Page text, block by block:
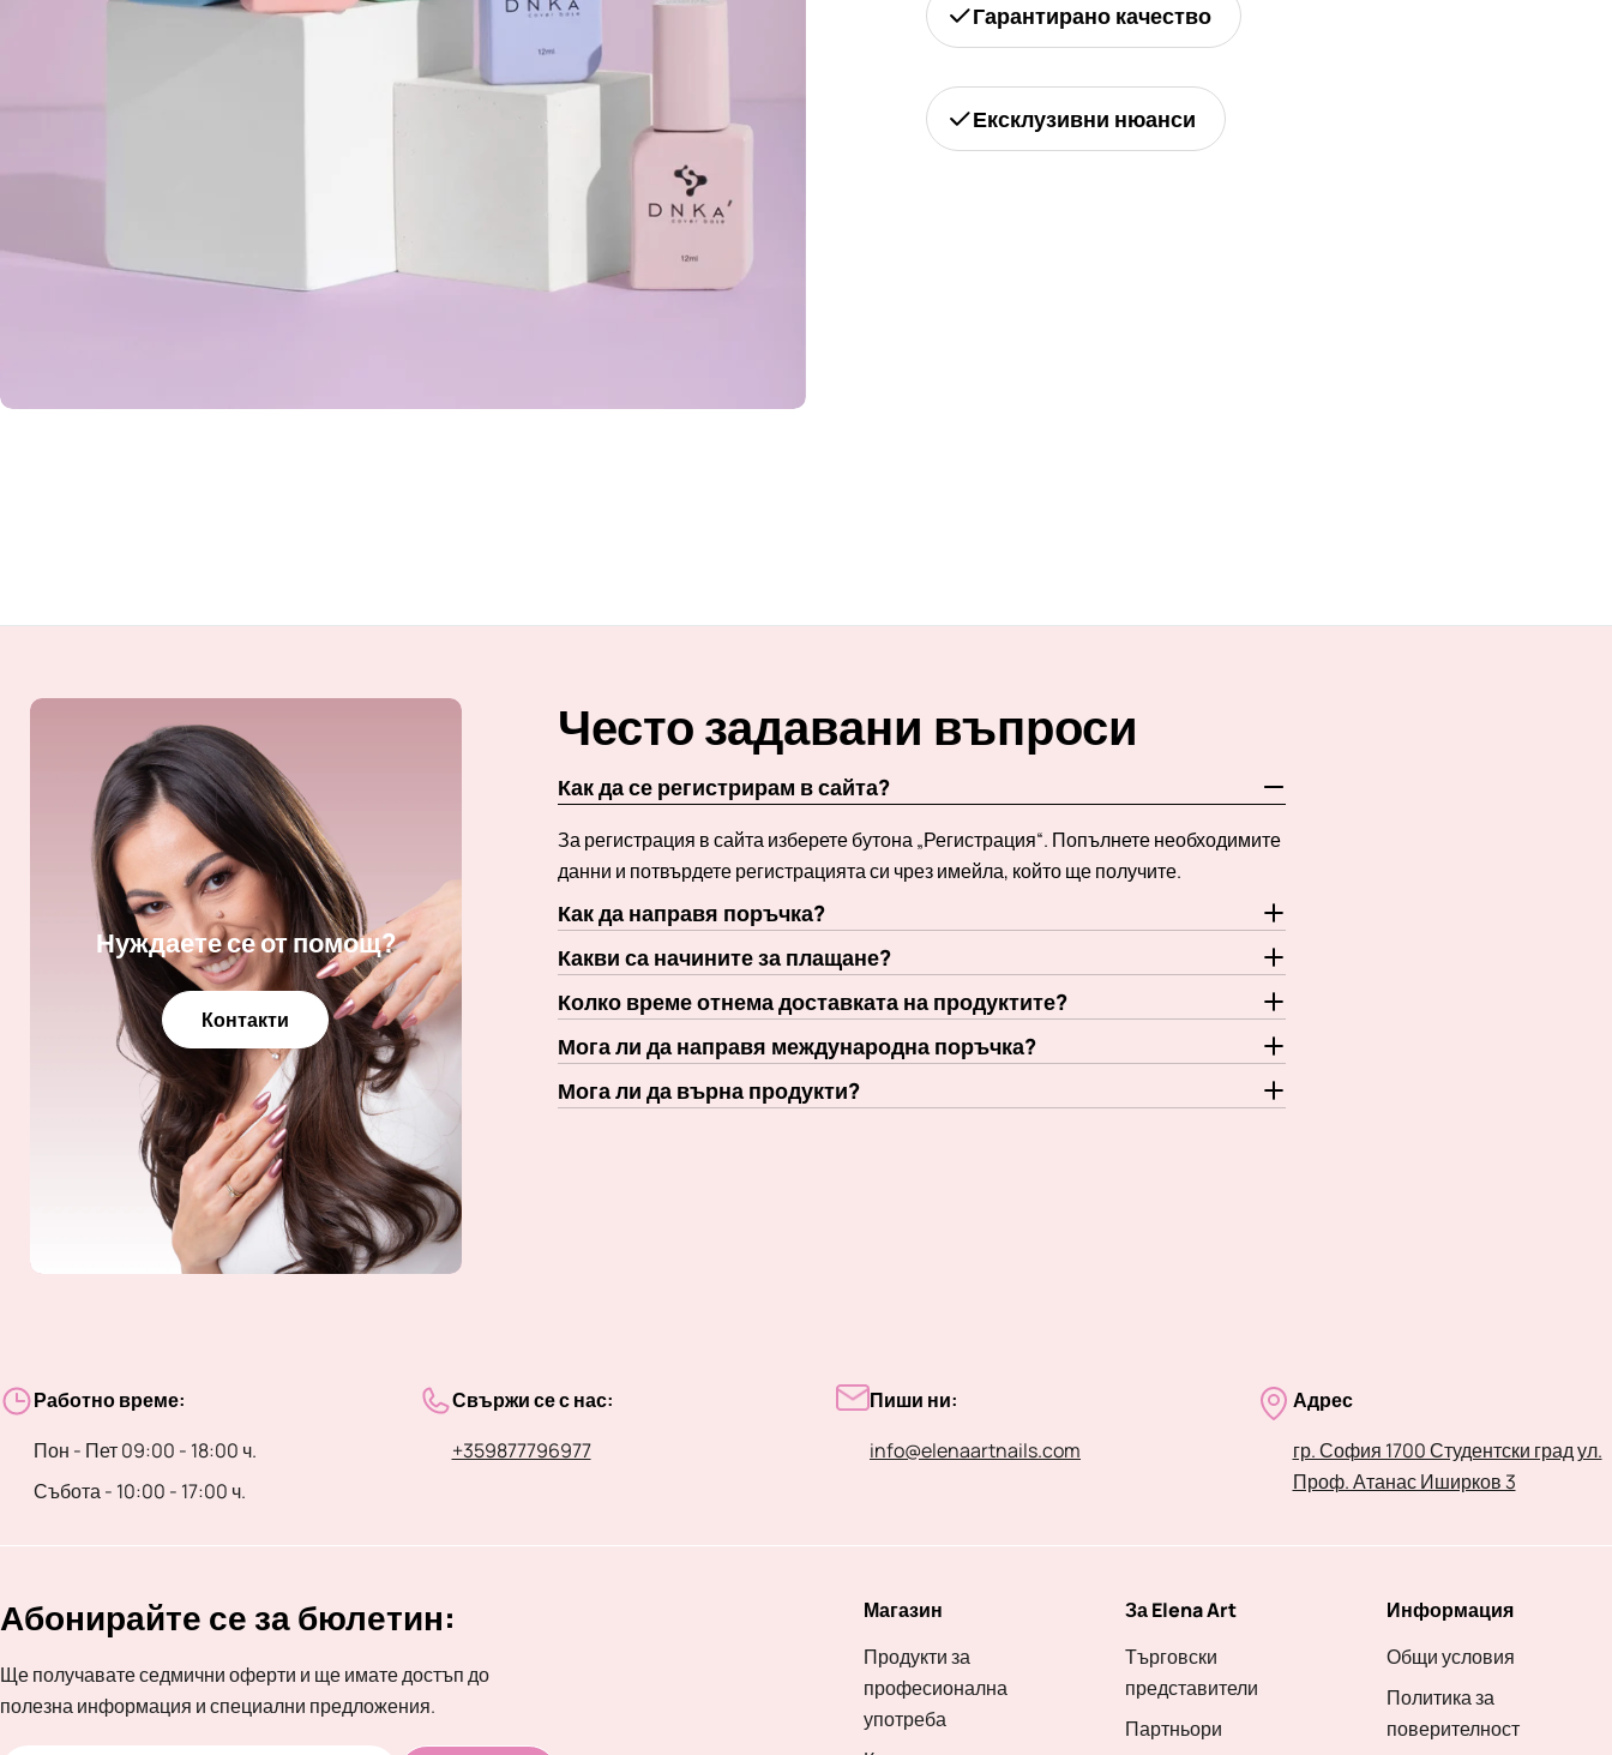
Гарантирано качество
Ексклузивни нюанси
Нуждаете се от помощ?
Контакти
Често задавани въпроси
Как да се регистрирам в сайта?
За регистрация в сайта изберете бутона „Регистрация“. Попълнете необходимите
данни и потвърдете регистрацията си чрез имейла, който ще получите.
Как да направя поръчка?
Какви са начините за плащане?
Колко време отнема доставката на продуктите?
Мога ли да направя международна поръчка?
Мога ли да върна продукти?
Работно време:
Пон - Пет 09:00 - 18:00 ч.
Събота - 10:00 - 17:00 ч.
Свържи се с нас:
+359877796977
Пиши ни:
info@elenaartnails.com
Адрес
гр. София 1700 Студентски град ул.
Проф. Атанас Иширков 3
Абонирайте се за бюлетин:
Ще получавате седмични оферти и ще имате достъп до
полезна информация и специални предложения.
Магазин
Продукти за
професионална
употреба
За Elena Art
Търговски
представители
Партньори
Информация
Общи условия
Политика за
поверителност